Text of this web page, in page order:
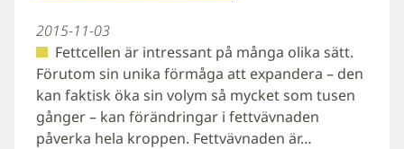
2015-11-03
Fettcellen är intressant på många olika sätt.
Förutom sin unika förmåga att expandera – den
kan faktisk öka sin volym så mycket som tusen
gånger – kan förändringar i fettvävnaden
påverka hela kroppen. Fettvävnaden är…